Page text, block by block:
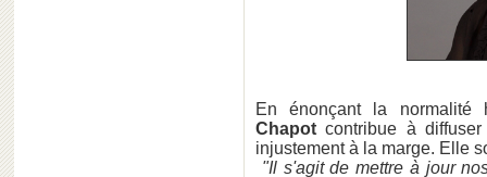
En énonçant la normalité
Chapot contribue à
injustement à la marge. Elle
"Il s'agit de mettre à jour